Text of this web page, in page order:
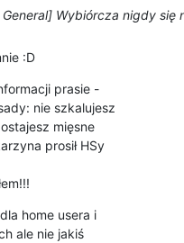
Wybiórcza nigdy się
:D
prasie -
nie szkalujesz
mięsne
prosił HSy
home usera i
ale nie jakiś